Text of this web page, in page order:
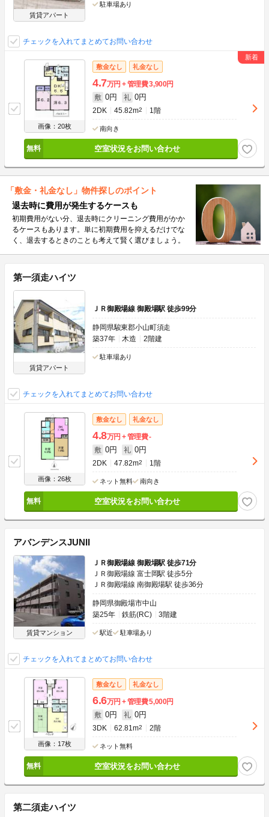
賃貸アパート
駐車場あり
チェックを入れてまとめてお問い合わせ
画像：20枚
敷金なし 礼金なし
4.7万円 管理費3,900円
敷 0円 礼 0円
2DK 45.82m2 1階
南向き
空室状況をお問い合わせ
「敷金・礼金なし」物件探しのポイント
退去時に費用が発生するケースも
初期費用がない分、退去時にクリーニング費用がかか
るケースもあります。単に初期費用を抑えるだけでな
く、退去するときのことも考えて賢く選びましょう。
第一須走ハイツ
賃貸アパート
ＪＲ御殿場線 御殿場駅 徒歩99分
静岡県駿東郡小山町須走
築37年
木造 2階建
駐車場あり
チェックを入れてまとめてお問い合わせ
画像：26枚
敷金なし 礼金なし
4.8万円 管理費-
敷 0円 礼 0円
2DK 47.82m2 1階
ネット無料 南向き
空室状況をお問い合わせ
アバンデンスJUNII
賃貸マンション
ＪＲ御殿場線 御殿場駅 徒歩71分
ＪＲ御殿場線 富士岡駅 徒歩5分
ＪＲ御殿場線 南御殿場駅 徒歩36分
静岡県御殿場市中山
築25年
鉄筋(RC) 3階建
駅近 駐車場あり
チェックを入れてまとめてお問い合わせ
画像：17枚
敷金なし 礼金なし
6.6万円 管理費5,000円
敷 0円 礼 0円
3DK 62.81m2 2階
ネット無料
空室状況をお問い合わせ
第二須走ハイツ